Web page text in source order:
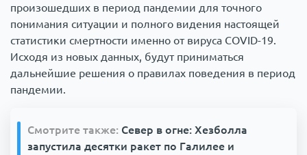
произошедших в период пандемии для точного
понимания ситуации и полного видения настоящей
статистики смертности именно от вируса COVID-19.
Исходя из новых данных, будут приниматься
дальнейшие решения о правилах поведения в период
пандемии.
Смотрите также: Север в огне: Хезболла
запустила десятки ракет по Галилее и